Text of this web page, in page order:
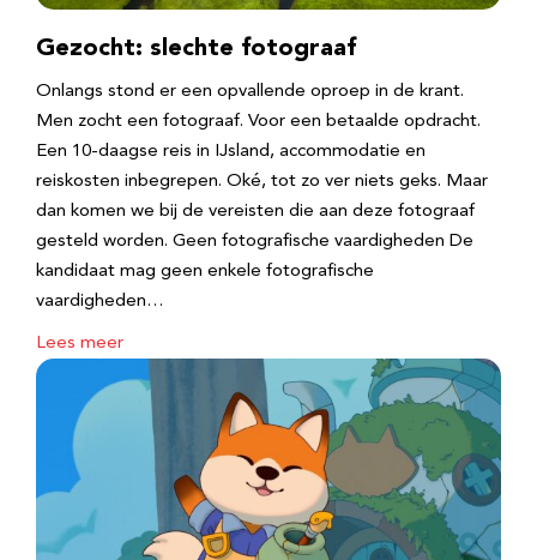
Gezocht: slechte fotograaf
Onlangs stond er een opvallende oproep in de krant.
Men zocht een fotograaf. Voor een betaalde opdracht.
Een 10-daagse reis in IJsland, accommodatie en
reiskosten inbegrepen. Oké, tot zo ver niets geks. Maar
dan komen we bij de vereisten die aan deze fotograaf
gesteld worden. Geen fotografische vaardigheden De
kandidaat mag geen enkele fotografische
vaardigheden…
Lees meer